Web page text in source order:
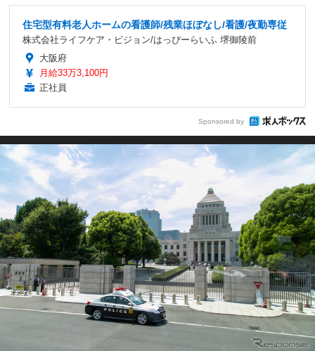
住宅型有料老人ホームの看護師/残業ほぼなし/看護/夜勤専従
株式会社ライフケア・ビジョン/はっぴーらいふ 堺御陵前
大阪府
月給33万3,100円
正社員
Sponsored by